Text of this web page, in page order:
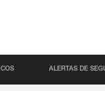
ALERTAS DE